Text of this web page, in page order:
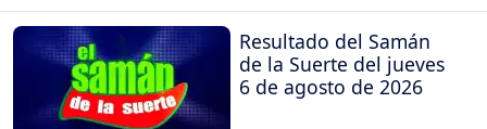
Resultado del Samán
de la Suerte del jueves
6 de agosto de 2026